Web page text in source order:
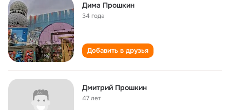
Дима Прошкин
34 года
Добавить в друзья
Дмитрий Прошкин
47 лет